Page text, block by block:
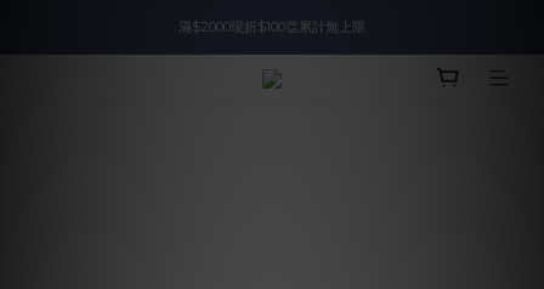
入會即領$888購物金🙌
滿$2000現折$100👏累計無上限
入會即領$888購物金🙌